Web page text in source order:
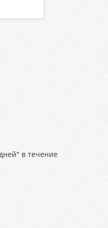
в течение